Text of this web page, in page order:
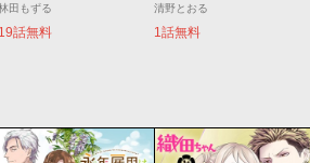
田もずる
19話無料
清野とおる
1話無料